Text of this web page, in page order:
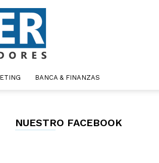
BANCA & FINANZAS
NUESTRO FACEBOOK